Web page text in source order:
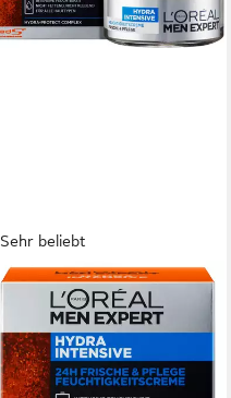
Sehr beliebt
L'ORÉAL PARIS MEN EXPERT
Feuchtigkeitscreme Hydra
Intensive,
feuchtigkeitsspendend, stärkt
die Haut gegen tägliche